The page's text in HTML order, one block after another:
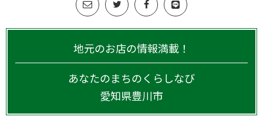
地元のお店の情報満載！
あなたのまちのくらしなび
愛知県豊川市